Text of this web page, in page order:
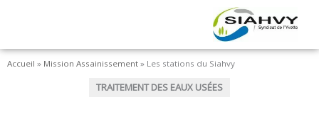
Accueil » Mission Assainissement » Les stations du Siahvy
TRAITEMENT DES EAUX USÉES